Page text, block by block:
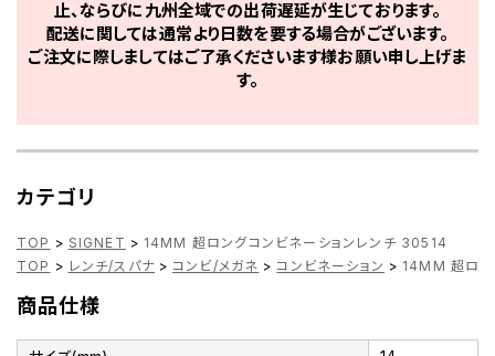
止、ならびに九州全域での出荷遅延が生じております。
配送に関しては通常より日数を要する場合がございます。
ご注文に際しましてはご了承くださいます様お願い申し上げま
す。
カテゴリ
TOP > SIGNET > 14MM 超ロングコンビネーションレンチ 30514
TOP > レンチ/スパナ > コンビ/メガネ > コンビネーション > 14MM 超ロン
商品仕様